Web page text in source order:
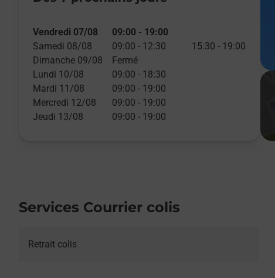
Vendredi 07/08 09:00 - 19:00
Samedi 08/08
09:00 - 12:30 15:30 - 19:00
Dimanche 09/08
Fermé
Lundi 10/08
09:00 - 18:30
Mardi 11/08
09:00 - 19:00
Mercredi 12/08
09:00 - 19:00
Jeudi 13/08
09:00 - 19:00
Services Courrier colis
Retrait colis